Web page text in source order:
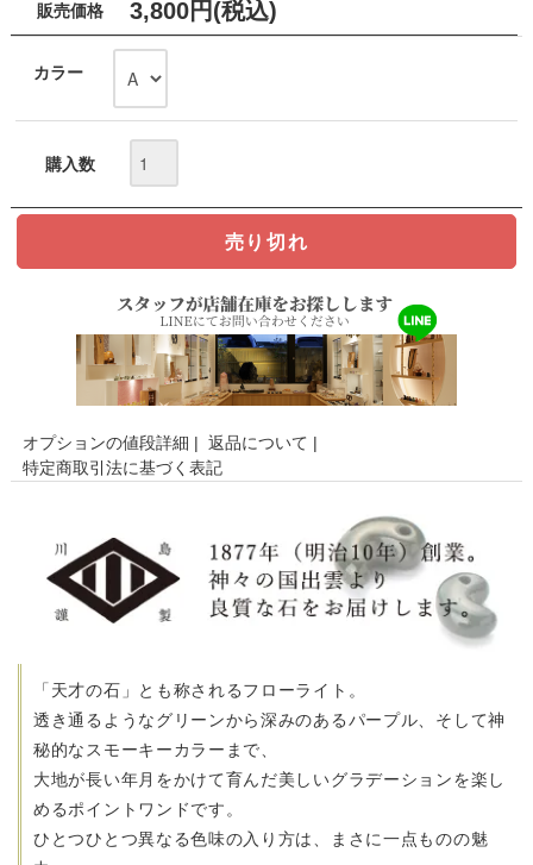
販売価格 3,800円(税込)
カラー
購入数
オプションの値段詳細 | 返品について |
特定商取引法に基づく表記
「天才の石」とも称されるフローライト。
透き通るようなグリーンから深みのあるパープル、そして神
秘的なスモーキーカラーまで、
大地が長い年月をかけて育んだ美しいグラデーションを楽し
めるポイントワンドです。
ひとつひとつ異なる色味の入り方は、まさに一点ものの魅